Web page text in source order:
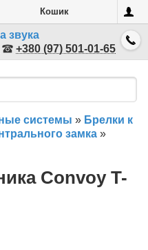
Кошик
+380 (97) 501-01-65
системы » Брелки к
замка »
Convoy T-